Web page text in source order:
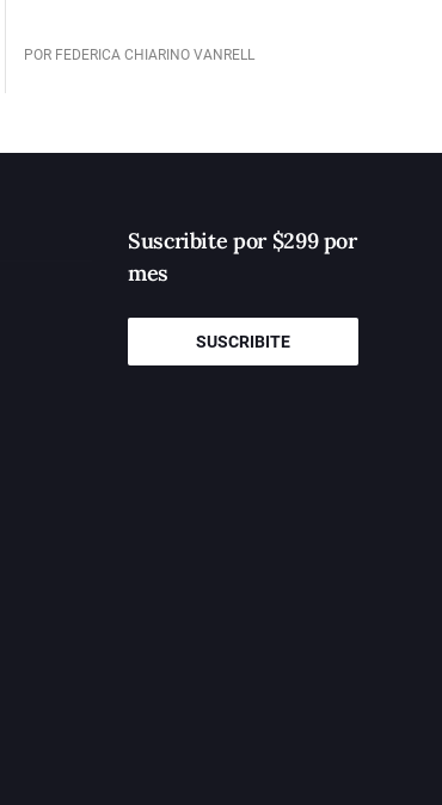
POR FEDERICA CHIARINO VANRELL
Suscribite por $299 por
mes
SUSCRIBITE